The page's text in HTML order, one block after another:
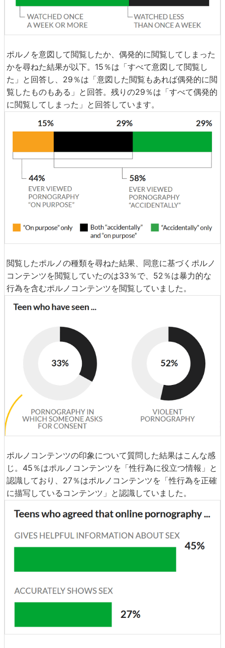
ポルノを意図して閲覧したか、偶発的に閲覧してしまった
かを尋ねた結果が以下。15％は「すべて意図して閲覧し
た」と回答し、29％は「意図した閲覧もあれば偶発的に閲
覧したものもある」と回答。残りの29％は「すべて偶発的
に閲覧してしまった」と回答しています。
閲覧したポルノの種類を尋ねた結果、同意に基づくポルノ
コンテンツを閲覧していたのは33％で、52％は暴力的な
行為を含むポルノコンテンツを閲覧していました。
ポルノコンテンツの印象について質問した結果はこんな感
じ。45％はポルノコンテンツを「性行為に役立つ情報」と
認識しており、27％はポルノコンテンツを「性行為を正確
に描写しているコンテンツ」と認識していました。